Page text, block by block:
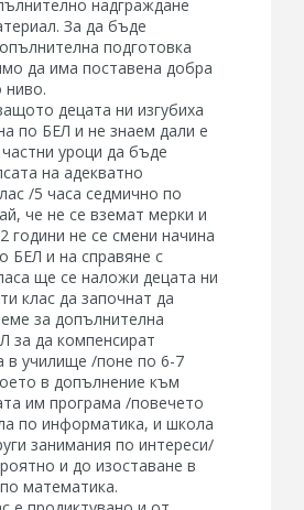
надграждане
За да бъде
подготовка
да има поставена добра
ниво.
децата ни изгубиха
по БЕЛ и не знаем дали е
уроци да бъде
на адекватно
/5 часа седмично по
че не се вземат мерки и
години не се смени начина
БЕЛ и на справяне с
ще се наложи децата ни
клас да започнат да
за допълнителна
за да компенсират
в училище /поне по 6-7
в допълнение към
им програма /повечето
по информатика, и школа
занимания по интереси/
и до изоставане в
математика.